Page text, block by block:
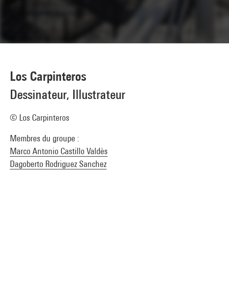
Los Carpinteros
Dessinateur, Illustrateur
© Los Carpinteros
Membres du groupe :
Marco Antonio Castillo Valdès
Dagoberto Rodriguez Sanchez